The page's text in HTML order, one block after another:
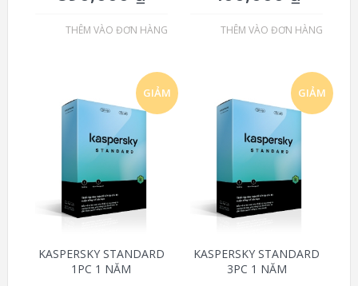
THÊM VÀO ĐƠN HÀNG THÊM VÀO ĐƠN HÀNG
GIẢM
KASPERSKY STANDARD
1PC 1 NĂM
GIẢM
KASPERSKY STANDARD
3PC 1 NĂM